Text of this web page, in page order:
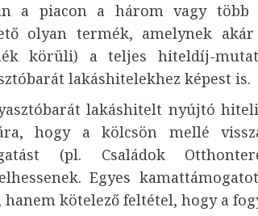
a piacon a három vagy több
olyan termék, amelynek
körüli) a teljes hiteldíj-
lakáshitelekhez képest is.
lakáshitelt nyújtó
hogy a kölcsön mellé
(pl. Családok
Egyes
hanem kötelező feltétel, hogy a